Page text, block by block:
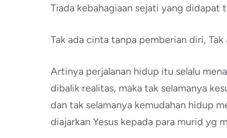
Tiada kebahagiaan sejati yang
Tak ada cinta tanpa pemberian diri,
Artinya perjalanan hidup itu selalu
dibalik realitas, maka tak selamanya
dan tak selamanya kemudahan hidup
diajarkan Yesus kepada para murid yg